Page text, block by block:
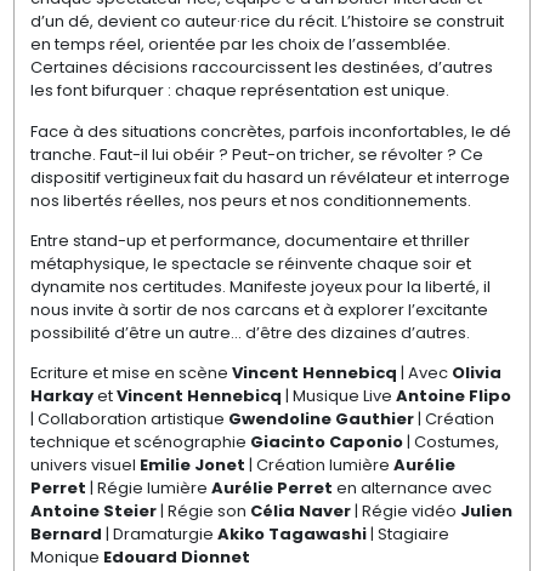
d’un dé, devient co auteur·rice du récit. L’histoire se construit
en temps réel, orientée par les choix de l’assemblée.
Certaines décisions raccourcissent les destinées, d’autres
les font bifurquer : chaque représentation est unique.
Face à des situations concrètes, parfois inconfortables, le dé
tranche. Faut-il lui obéir ? Peut-on tricher, se révolter ? Ce
dispositif vertigineux fait du hasard un révélateur et interroge
nos libertés réelles, nos peurs et nos conditionnements.
Entre stand-up et performance, documentaire et thriller
métaphysique, le spectacle se réinvente chaque soir et
dynamite nos certitudes. Manifeste joyeux pour la liberté, il
nous invite à sortir de nos carcans et à explorer l’excitante
possibilité d’être un autre… d’être des dizaines d’autres.
Ecriture et mise en scène Vincent Hennebicq | Avec Olivia
HarkayetVincent Hennebicq | Musique Live Antoine Flipo
| Collaboration artistique Gwendoline Gauthier| Création
technique et scénographie Giacinto Caponio| Costumes,
univers visuel Emilie Jonet | Création lumière Aurélie
Perret | Régie lumière Aurélie Perret en alternance avec
Antoine Steier| Régie son Célia Naver| Régie vidéo Julien
Bernard | Dramaturgie Akiko Tagawashi| Stagiaire
Monique Edouard Dionnet